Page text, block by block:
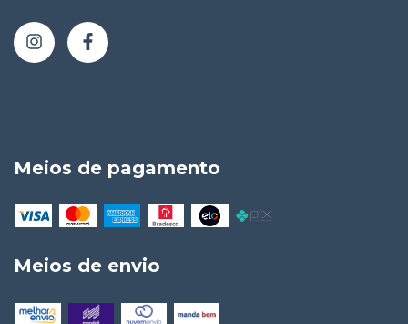
Meios de pagamento
Meios de envio